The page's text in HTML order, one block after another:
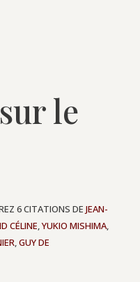
le
6 CITATIONS DE JEAN-
CÉLINE,YUKIO MISHIMA,
,GUY DE